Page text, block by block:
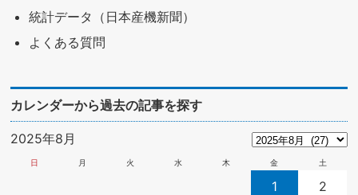
統計データ（日本産機新聞）
よくある質問
カレンダーから過去の記事を探す
2025年8月
日 月 火 水 木 金 土
1 2